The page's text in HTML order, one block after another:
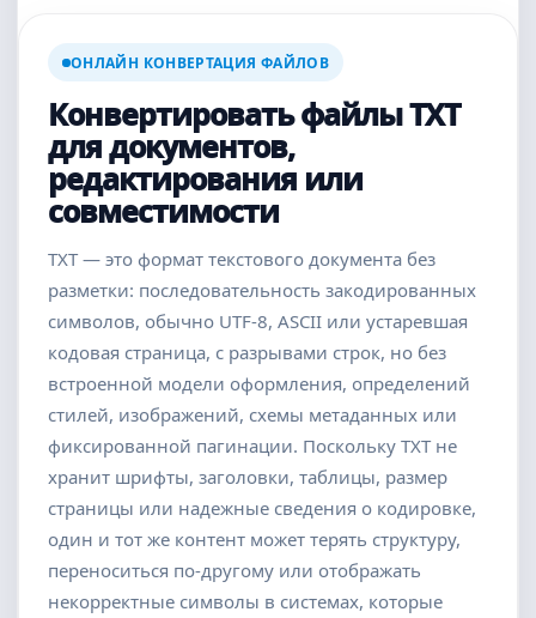
ОНЛАЙН КОНВЕРТАЦИЯ ФАЙЛОВ
Конвертировать файлы TXT
для документов,
редактирования или
совместимости
TXT — это формат текстового документа без
разметки: последовательность закодированных
символов, обычно UTF-8, ASCII или устаревшая
кодовая страница, с разрывами строк, но без
встроенной модели оформления, определений
стилей, изображений, схемы метаданных или
фиксированной пагинации. Поскольку TXT не
хранит шрифты, заголовки, таблицы, размер
страницы или надежные сведения о кодировке,
один и тот же контент может терять структуру,
переноситься по-другому или отображать
некорректные символы в системах, которые